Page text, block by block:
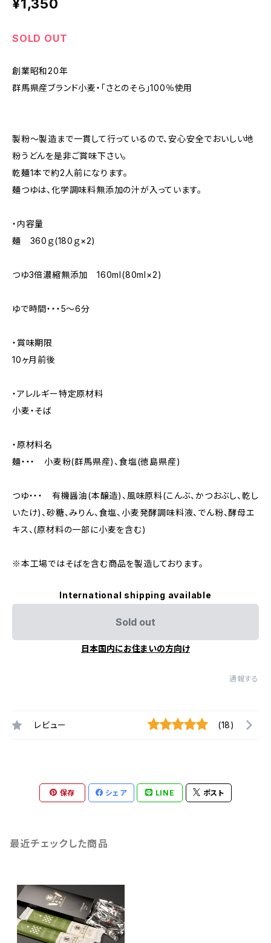
¥1,350
SOLD OUT
創業昭和20年
群馬県産ブランド小麦・「さとのそら」100％使用
製粉～製造まで一貫して行っているので、安心安全でおいしい地
粉うどんを是非ご賞味下さい。
乾麺1本で約2人前になります。
麺つゆは、化学調味料無添加の汁が入っています。
・内容量
麺 360ｇ(180ｇ×2)
つゆ3倍濃縮無添加 160ml(80ml×2)
ゆで時間・・・5～6分
・賞味期限
10ヶ月前後
・アレルギー特定原材料
小麦・そば
・原材料名
麺・・・ 小麦粉(群馬県産)、食塩(徳島県産)
つゆ・・・ 有機醤油(本醸造)、風味原料(こんぶ、かつおぶし、乾し
いたけ)、砂糖、みりん、食塩、小麦発酵調味料液、でん粉、酵母エ
キス、(原材料の一部に小麦を含む)
※本工場ではそばを含む商品を製造しております。
International shipping available
Sold out
日本国内にお住まいの方向け
通報する
レビュー (18)
保存 シェア LINE ポスト
最近チェックした商品